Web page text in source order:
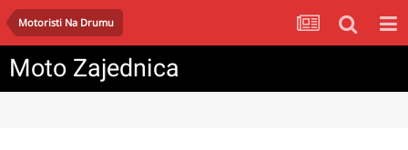
Motoristi Na Drumu
Moto Zajednica